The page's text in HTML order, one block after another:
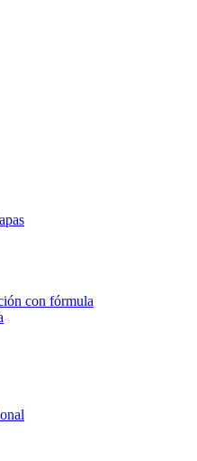
con fórmula